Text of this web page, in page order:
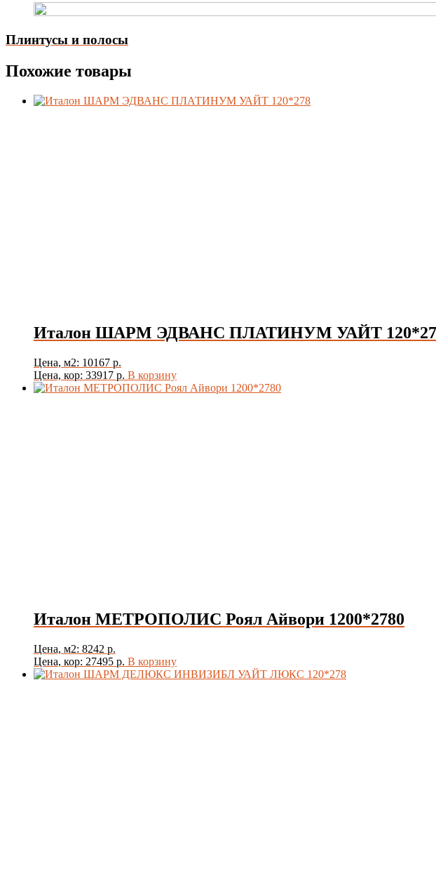
Плинтусы и полосы
Похожие товары
Италон ШАРМ ЭДВАНС ПЛАТИНУМ УАЙТ
Цена, м2: 10167 р.
Цена, кор: 33917 р. В корзину
Италон МЕТРОПОЛИС Роял Айвори 1200*2780
Цена, м2: 8242 р.
Цена, кор: 27495 р. В корзину